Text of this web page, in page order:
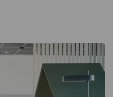
Eine gute Option, um in
verstellbaren Füßen
Boden ausgleichen und
Raum stabil steht.
angewiesen, auf dem Sie